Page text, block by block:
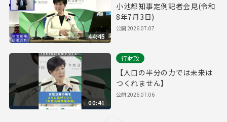
44:45
小池都知事定例記者会見(令和
8年7月3日)
公開2026.07.07
00:41
行財政
【人口の半分の力では未来は
つくれません】
公開2026.07.06